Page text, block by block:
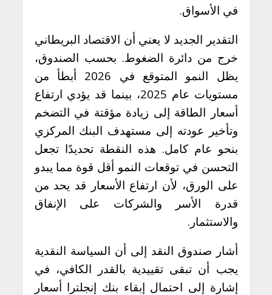
في الأسواق.
التقدير الجديد لا يعني أن الاقتصاد البريطاني
خرج من دائرة الضغوط. بحسب الصندوق،
يظل النمو المتوقع في 2026 أبطأ من
مستويات عام 2025، بينما قد يؤدي ارتفاع
أسعار الطاقة إلى زيادة مؤقتة في التضخم
وتأخير عودته إلى مستهدف البنك المركزي
بنحو عام كامل. هذه النقطة تحديدًا تجعل
التحسن في توقعات النمو أقل قوة مما يبدو
على الورق، لأن ارتفاع الأسعار قد يحد من
قدرة الأسر والشركات على الإنفاق
والاستثمار.
أشار صندوق النقد إلى أن السياسة النقدية
يجب أن تبقى تقييدية بالقدر الكافي، في
إشارة إلى احتمال إبقاء بنك إنجلترا أسعار